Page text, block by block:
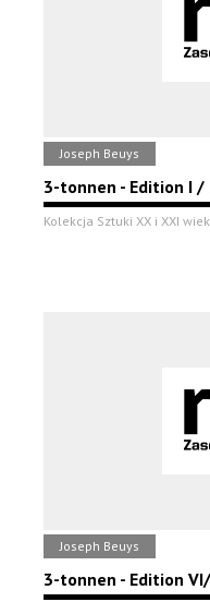
Joseph Beuys
3-tonnen - Edition I
Kolekcja Sztuki XX i XXI
Joseph Beuys
3-tonnen - Edition